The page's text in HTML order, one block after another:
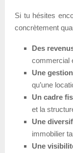
Si tu hésites
concrètement
Des
commercial
Une
qu’une
Un cadre
et la
Une
immobilier
Une